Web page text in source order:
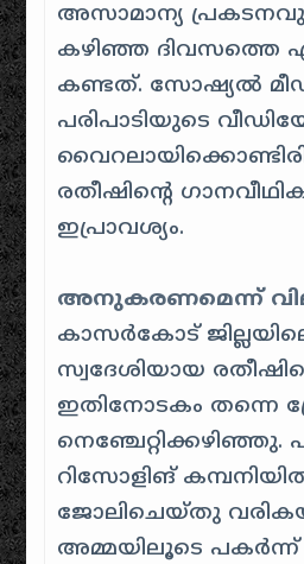
അസാമാന്യ
കഴിഞ്ഞ ദിവസത്തെ
കണ്ടത്. സോഷ്യല്‍
പരിപാടിയുടെ
രതീഷിന്റെ
ഇപ്രാവശ്യം.
അനുകരണമെന്ന്
കാസര്‍കോട്
സ്വദേശിയായ
ഇതിനോടകം തന്നെ
നെഞ്ചേറ്റിക്കഴിഞ്ഞു.
റിസോളിങ്
ജോലിചെയ്തു
അമ്മയിലൂടെ പകര്‍ന്ന്